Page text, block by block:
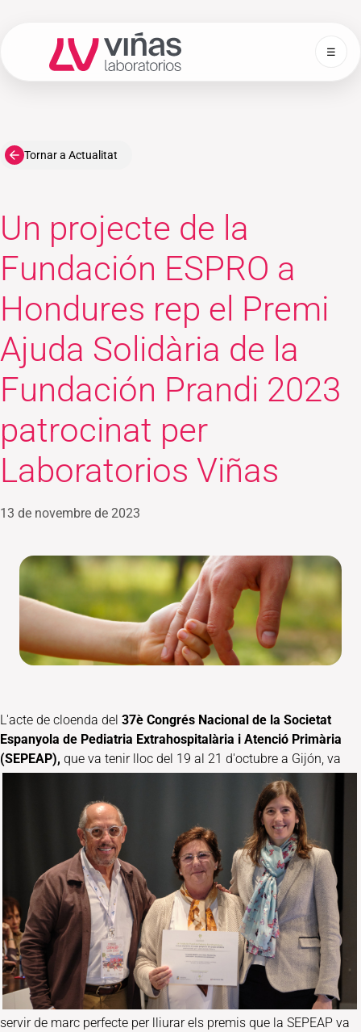
Laboratorios Viñas ☰
Tornar a Actualitat
Un projecte de la
Fundación ESPRO a
Hondures rep el Premi
Ajuda Solidària de la
Fundación Prandi 2023
patrocinat per
Laboratorios Viñas
13 de novembre de 2023
L'acte de cloenda del 37è Congrés Nacional de la Societat
Espanyola de Pediatria Extrahospitalària i Atenció Primària
(SEPEAP), que va tenir lloc del 19 al 21 d'octubre a Gijón, va
servir de marc perfecte per lliurar els premis que la SEPEAP va